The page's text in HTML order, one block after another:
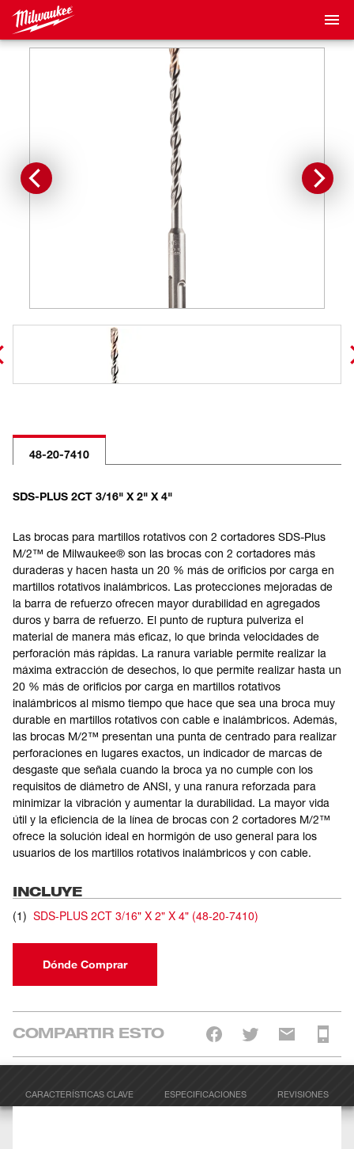
48-20-7410
SDS-PLUS 2CT 3/16" X 2" X 4"
Las brocas para martillos rotativos con 2 cortadores SDS-Plus
M/2™ de Milwaukee® son las brocas con 2 cortadores más
duraderas y hacen hasta un 20 % más de orificios por carga en
martillos rotativos inalámbricos. Las protecciones mejoradas de
la barra de refuerzo ofrecen mayor durabilidad en agregados
duros y barra de refuerzo. El punto de ruptura pulveriza el
material de manera más eficaz, lo que brinda velocidades de
perforación más rápidas. La ranura variable permite realizar la
máxima extracción de desechos, lo que permite realizar hasta un
20 % más de orificios por carga en martillos rotativos
inalámbricos al mismo tiempo que hace que sea una broca muy
durable en martillos rotativos con cable e inalámbricos. Además,
las brocas M/2™ presentan una punta de centrado para realizar
perforaciones en lugares exactos, un indicador de marcas de
desgaste que señala cuando la broca ya no cumple con los
requisitos de diámetro de ANSI, y una ranura reforzada para
minimizar la vibración y aumentar la durabilidad. La mayor vida
útil y la eficiencia de la línea de brocas con 2 cortadores M/2™
ofrece la solución ideal en hormigón de uso general para los
usuarios de los martillos rotativos inalámbricos y con cable.
INCLUYE
(1) SDS-PLUS 2CT 3/16" X 2" X 4" (48-20-7410)
Dónde Comprar
COMPARTIR ESTO
CARACTERÍSTICAS CLAVE ESPECIFICACIONES REVISIONES